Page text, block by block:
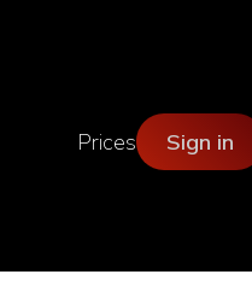
Prices Sign in